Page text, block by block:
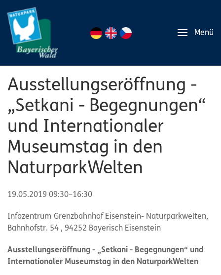
Menü
Ausstellungseröffnung -
„Setkani - Begegnungen“
und Internationaler
Museumstag in den
NaturparkWelten
19.05.2019 09:30–16:30
Infozentrum Grenzbahnhof Eisenstein- Naturparkwelten,
Bahnhofstr. 54 , 94252 Bayerisch Eisenstein
Ausstellungseröffnung - „Setkani - Begegnungen“ und
Internationaler Museumstag in den NaturparkWelten